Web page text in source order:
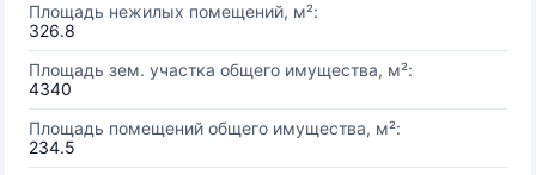
Площадь нежилых помещений, м²:
326.8
Площадь зем. участка общего имущества, м²:
4340
Площадь помещений общего имущества, м²:
234.5